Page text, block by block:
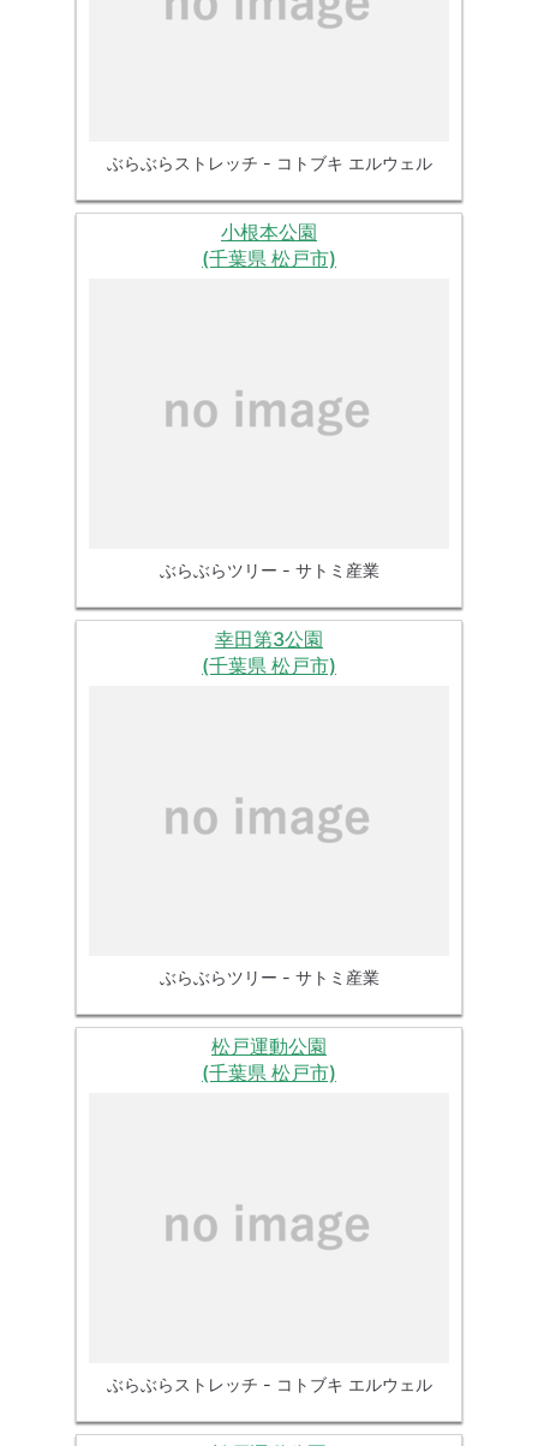
ぶらぶらストレッチ - コトブキ エルウェル
小根本公園
(千葉県 松戸市)
ぶらぶらツリー - サトミ産業
幸田第3公園
(千葉県 松戸市)
ぶらぶらツリー - サトミ産業
松戸運動公園
(千葉県 松戸市)
ぶらぶらストレッチ - コトブキ エルウェル